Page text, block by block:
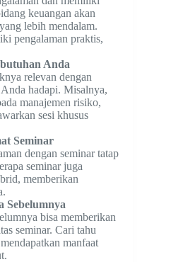
keuangan akan
lebih mendalam.
pengalaman praktis,
Anda
relevan dengan
hadapi. Misalnya,
manajemen risiko,
sesi khusus
Seminar
dengan seminar tatap
seminar juga
memberikan
Sebelumnya
bisa memberikan
seminar. Cari tahu
manfaat